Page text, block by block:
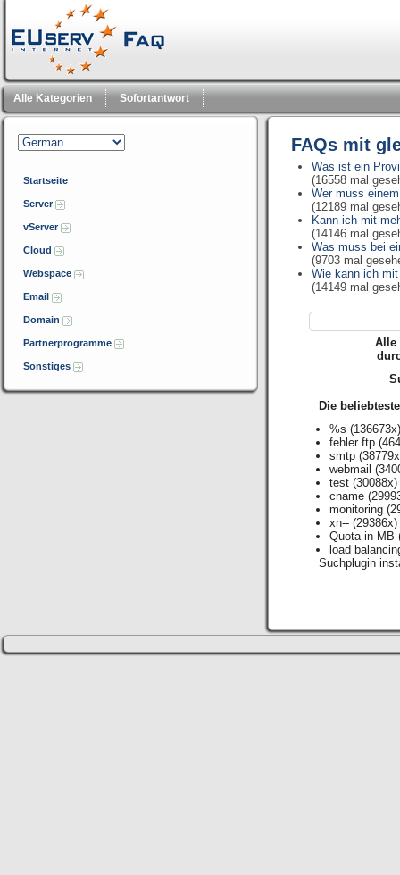
Alle Kategorien Sofortantwort
Startseite
Server
vServer
Cloud
Webspace
Email
Domain
Partnerprogramme
Sonstiges
FAQs mit
Was ist ein
(16558 mal
Wer muss
(12189 mal
Kann ich mit
(14146 mal
Was muss bei
(9703 mal
Wie kann ich
(14149 mal
Alle
Die
%s
fehler ftp
smtp
webmail
test (30088x)
cname
monitoring
xn-- (29386x)
Quota in MB
load
Suchplugin